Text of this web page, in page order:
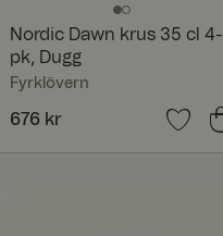
Nordic Dawn krus 35 cl 4-
pk, Dugg
Fyrklövern
Pris:676 kr
676 kr